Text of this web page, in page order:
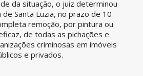
da situação, o juiz determinou
Santa Luzia, no prazo de 10
remoção, por pintura ou
de todas as pichações e
criminosas em imóveis
e privados.